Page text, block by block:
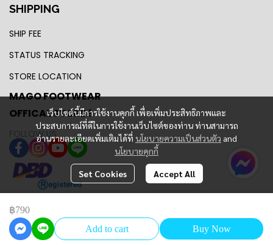
฿790
Add to cart
Buy Now
เว็บไซต์นี้มีการใช้งานคุกกี้ เพื่อเพิ่มประสิทธิภาพและ
ประสบการณ์ที่ดีในการใช้งานเว็บไซต์ของท่าน ท่านสามารถ
อ่านรายละเอียดเพิ่มเติมได้ที่ นโยบายความเป็นส่วนตัว and
นโยบายคุกกี้
Set Cookies Accept All
SHIPPING
SHIP FEE
STATUS TRACKING
STORE LOCATION
MAGO FOOTWEAR
OFFICAL STORE !
FOLLOW US
Copyright 2024 | All Rights Reserved | MAGO FOOTWEAR
Powered By MakeWebEasy